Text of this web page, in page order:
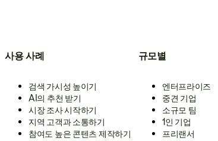
사용 사례
검색 가시성 높이기
AI의 추천 받기
시장 조사 시작하기
지역 고객과 소통하기
참여도 높은 콘텐츠 제작하기
규모별
엔터프라이즈
중견 기업
소규모 팀
1인 기업
프리랜서